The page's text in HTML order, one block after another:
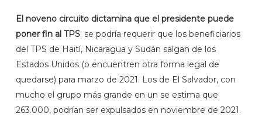
El noveno circuito dictamina que el presidente puede
poner fin al TPS: se podría requerir que los beneficiarios
del TPS de Haití, Nicaragua y Sudán salgan de los
Estados Unidos (o encuentren otra forma legal de
quedarse) para marzo de 2021. Los de El Salvador, con
mucho el grupo más grande en un se estima que
263.000, podrían ser expulsados ​​en noviembre de 2021.